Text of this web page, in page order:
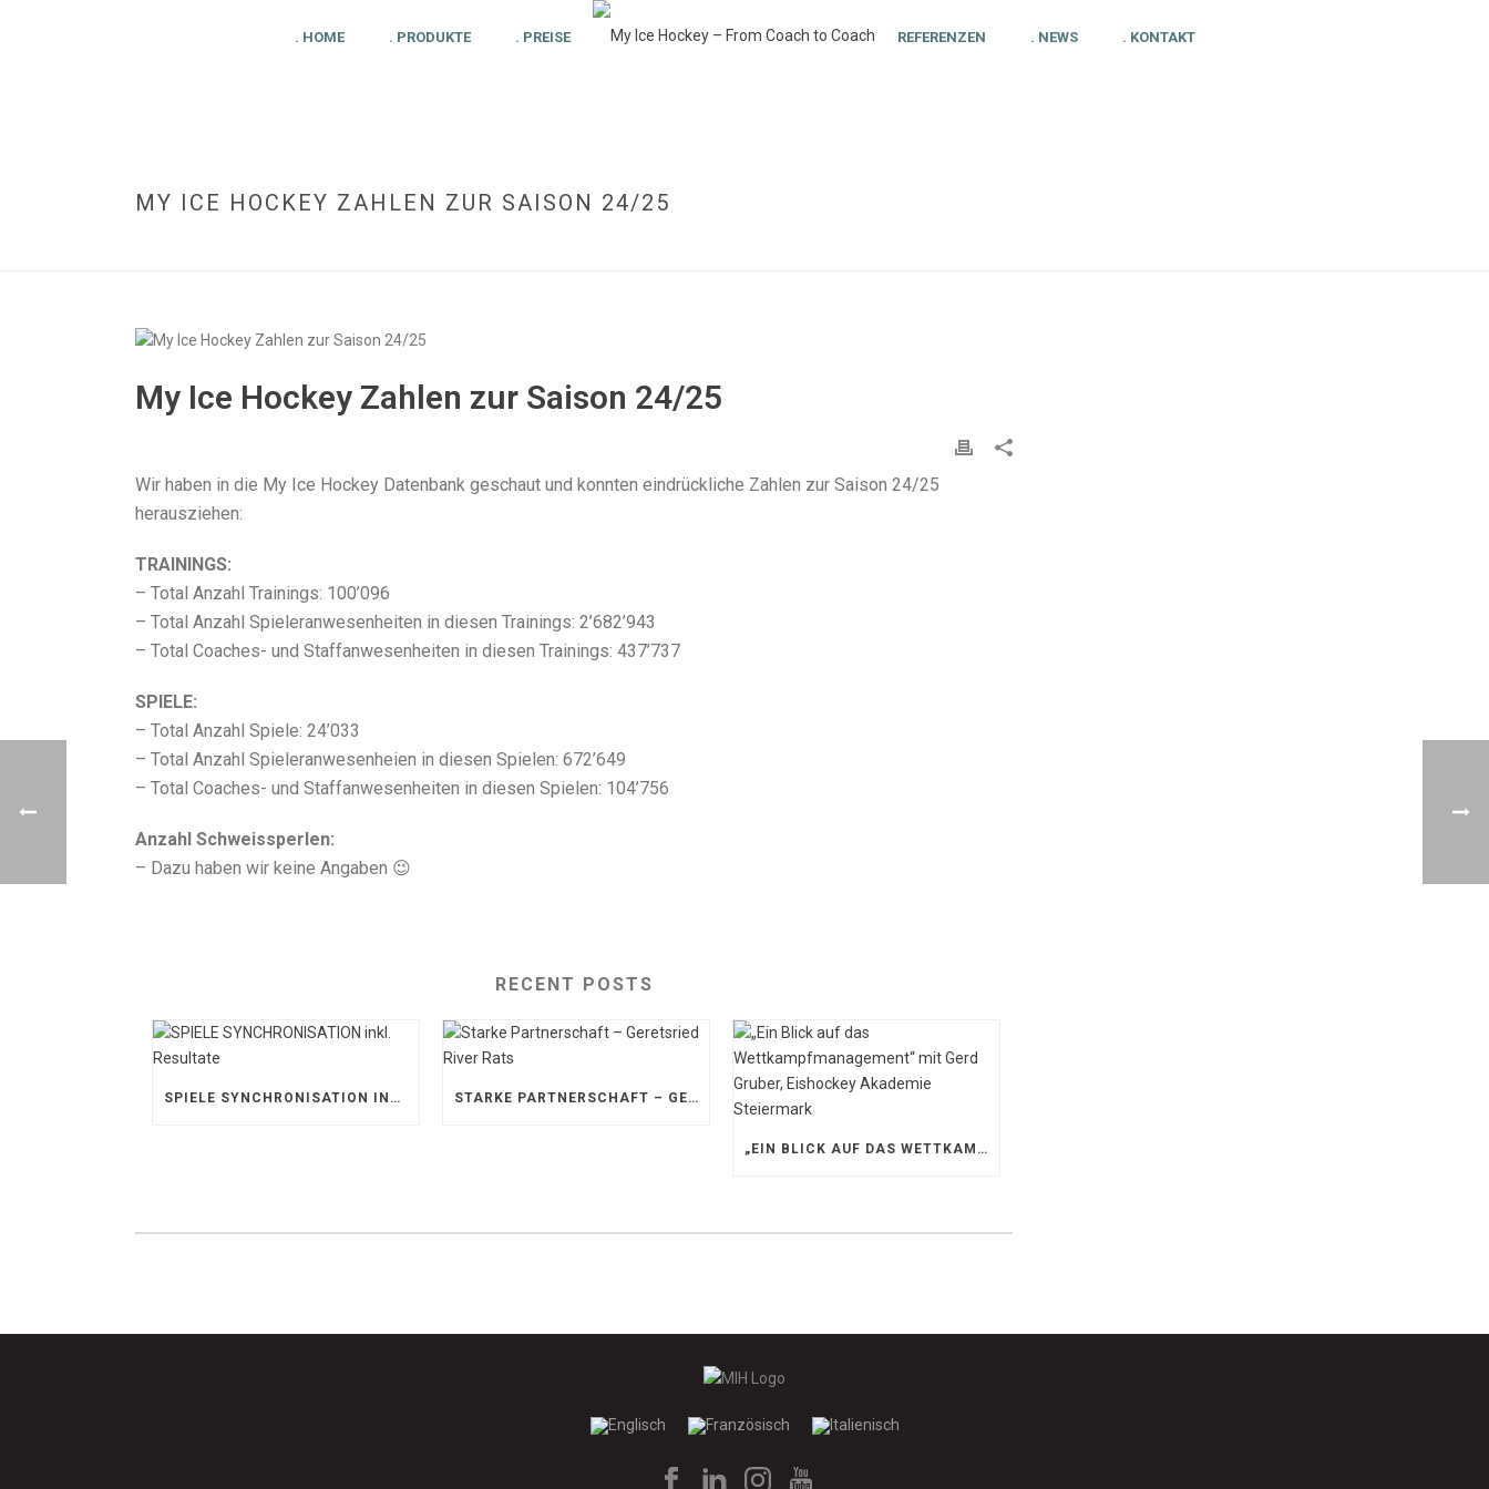
. HOME . PRODUKTE . PREISE REFERENZEN . NEWS . KONTAKT
MY ICE HOCKEY ZAHLEN ZUR SAISON 24/25
My Ice Hockey Zahlen zur Saison 24/25
Wir haben in die My Ice Hockey Datenbank geschaut und konnten eindrückliche Zahlen zur Saison 24/25
herausziehen:
TRAININGS:
– Total Anzahl Trainings: 100’096
– Total Anzahl Spieleranwesenheiten in diesen Trainings: 2’682’943
– Total Coaches- und Staffanwesenheiten in diesen Trainings: 437’737
SPIELE:
– Total Anzahl Spiele: 24’033
– Total Anzahl Spieleranwesenheien in diesen Spielen: 672’649
– Total Coaches- und Staffanwesenheiten in diesen Spielen: 104’756
Anzahl Schweissperlen:
– Dazu haben wir keine Angaben 😉
RECENT POSTS
SPIELE SYNCHRONISATION INKL. RESULTATE STARKE PARTNERSCHAFT – GERETSRIED RIVER RATS
„EIN BLICK AUF DAS WETTKAMPFMANAGEMENT“ MIT GERD GRUBER, EISHOCKEY AKADEMIE STEIERMARK